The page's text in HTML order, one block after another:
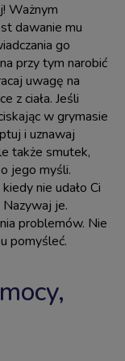
Ważnym
dawanie mu
go
przy tym narobić
uwagę na
z ciała. Jeśli
w grymasie
i uznawaj
także smutek,
jego myśli.
nie udało Ci
je.
problemów. Nie
pomyśleć.